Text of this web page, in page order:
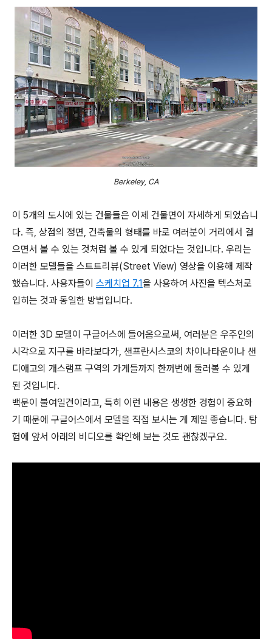
Berkeley, CA
이 5개의 도시에 있는 건물들은 이제 건물면이 자세하게 되었습니
다. 즉, 상점의 정면, 건축물의 형태를 바로 여러분이 거리에서 걸
으면서 볼 수 있는 것처럼 볼 수 있게 되었다는 것입니다. 우리는
이러한 모델들을 스트트리뷰(Street View) 영상을 이용해 제작
했습니다. 사용자들이 스케치업 7.1을 사용하여 사진을 텍스처로
입히는 것과 동일한 방법입니다.
이러한 3D 모델이 구글어스에 들어옴으로써, 여러분은 우주인의
시각으로 지구를 바라보다가, 샌프란시스코의 차이나타운이나 샌
디애고의 개스램프 구역의 가게들까지 한꺼번에 둘러볼 수 있게
된 것입니다.
백문이 불여일견이라고, 특히 이런 내용은 생생한 경험이 중요하
기 때문에 구글어스에서 모델을 직접 보시는 게 제일 좋습니다. 탐
험에 앞서 아래의 비디오를 확인해 보는 것도 괜찮겠구요.